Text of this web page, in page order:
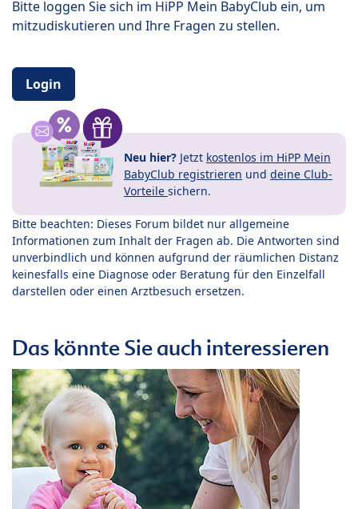
Bitte loggen Sie sich im HiPP Mein BabyClub ein, um
mitzudiskutieren und Ihre Fragen zu stellen.
Login
Neu hier? Jetzt kostenlos im HiPP Mein
BabyClub registrieren und deine Club-
Vorteile sichern.
Bitte beachten: Dieses Forum bildet nur allgemeine
Informationen zum Inhalt der Fragen ab. Die Antworten sind
unverbindlich und können aufgrund der räumlichen Distanz
keinesfalls eine Diagnose oder Beratung für den Einzelfall
darstellen oder einen Arztbesuch ersetzen.
Das könnte Sie auch interessieren